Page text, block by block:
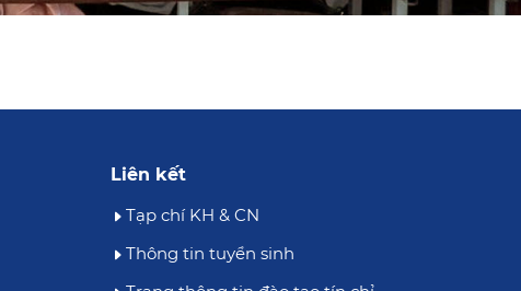
Liên kết
Tạp chí KH & CN
Thông tin tuyển sinh